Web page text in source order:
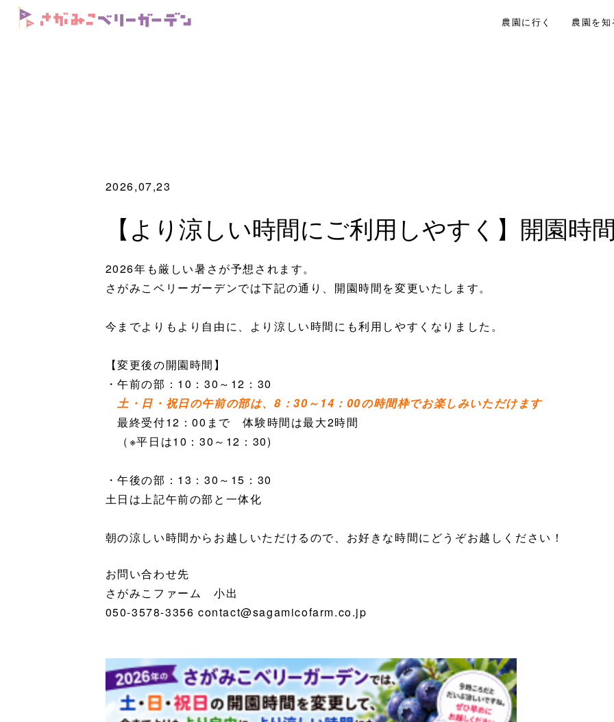
農園に行く 農園を知
2026,07,23
【より涼しい時間にご利用しやすく】開園時
2026年も厳しい暑さが予想されます。
さがみこベリーガーデンでは下記の通り、開園時間を変更いたします。
今までよりもより自由に、より涼しい時間にも利用しやすくなりました。
【変更後の開園時間】
・午前の部：10：30～12：30
土・日・祝日の午前の部は、8：30～14：00の時間枠でお楽しみいただけます
最終受付12：00まで 体験時間は最大2時間
（※平日は10：30～12：30)
・午後の部：13：30～15：30
土日は上記午前の部と一体化
朝の涼しい時間からお越しいただけるので、お好きな時間にどうぞお越しください！
お問い合わせ先
さがみこファーム 小出
050-3578-3356 contact@sagamicofarm.co.jp